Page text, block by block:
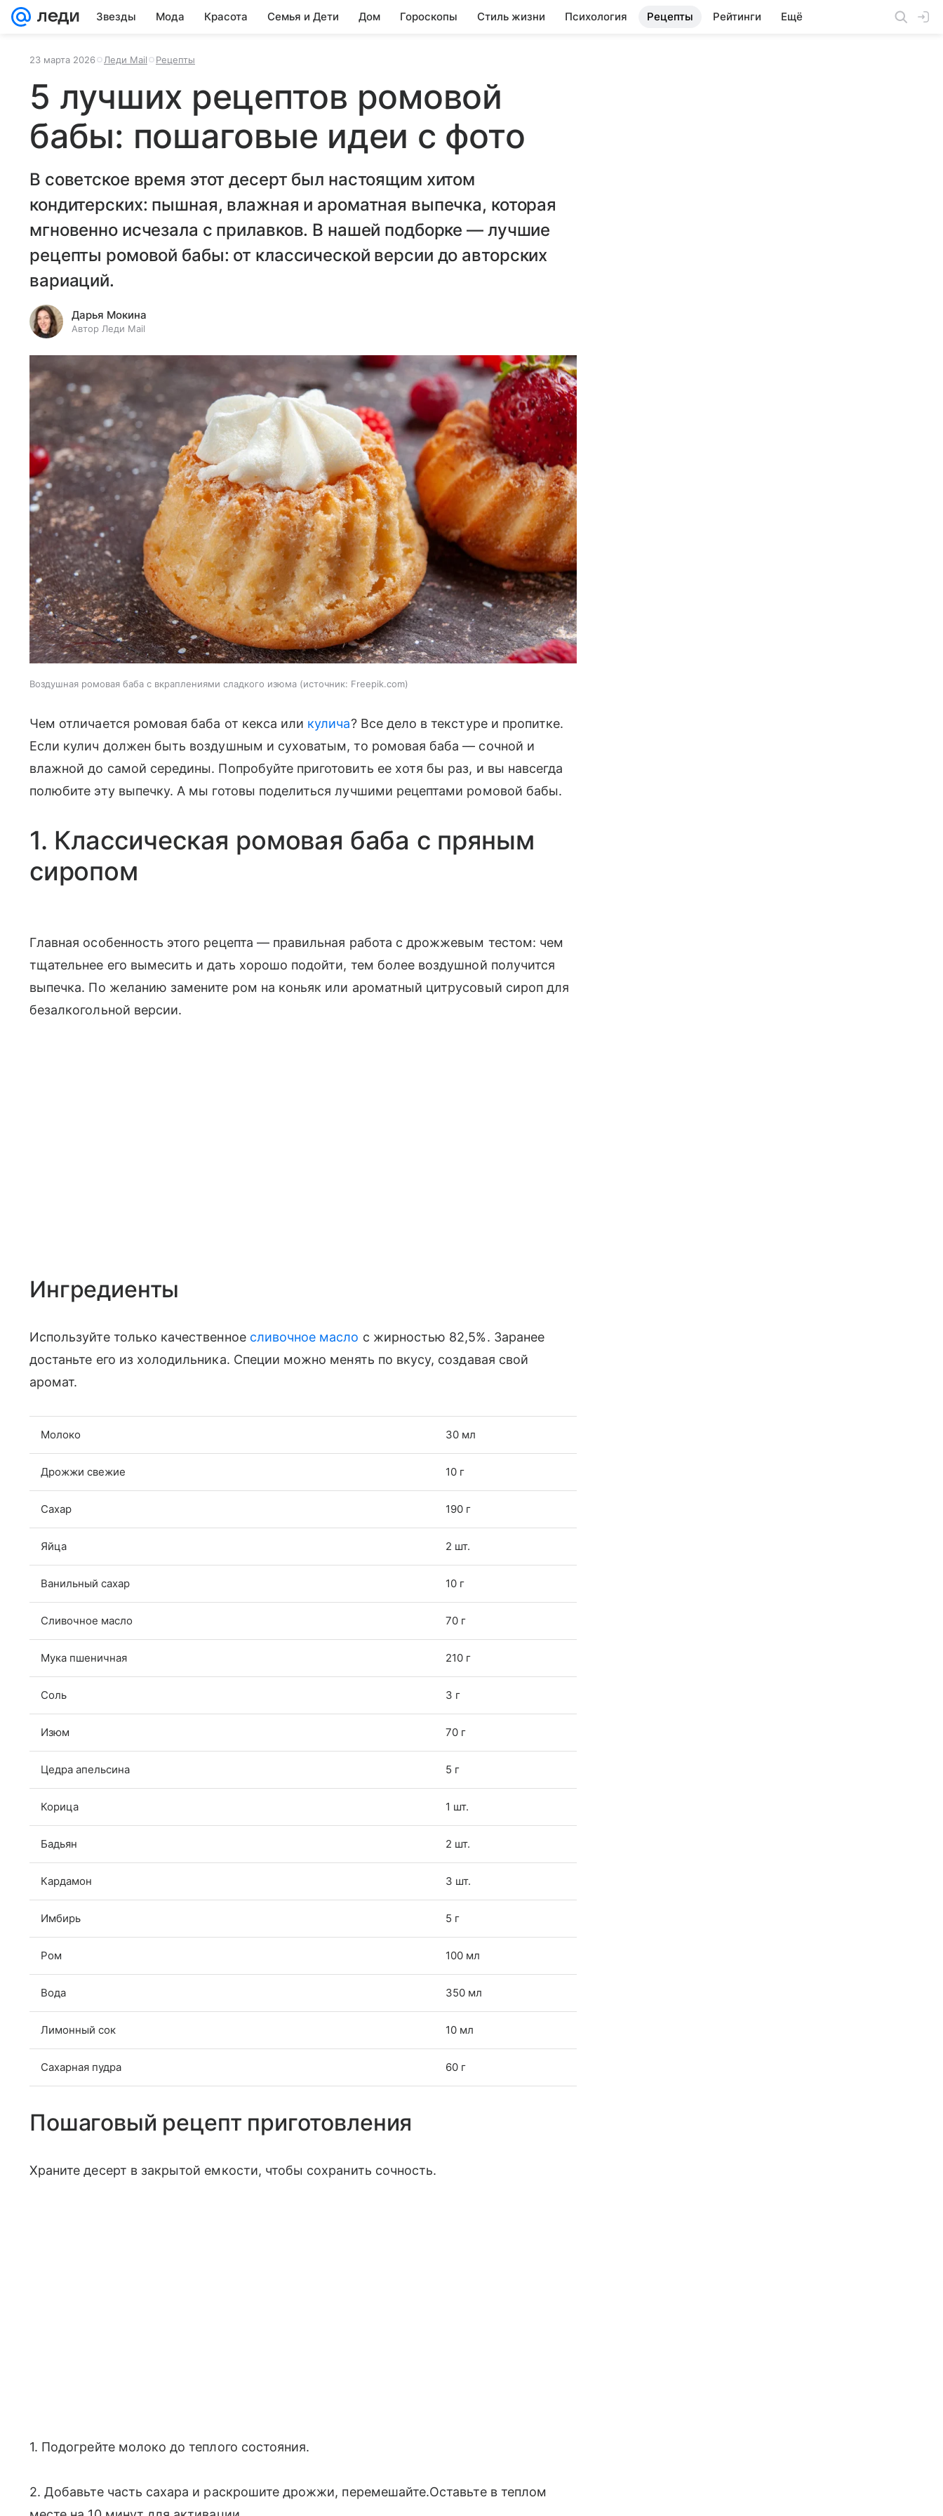
Звезды Мода Красота Семья и Дети Дом Гороскопы Стиль жизни Психология Рецепты Рейтинги Ещё
23 марта 2026 Леди Mail Рецепты
5 лучших рецептов ромовой
бабы: пошаговые идеи с фото
В советское время этот десерт был настоящим хитом
кондитерских: пышная, влажная и ароматная выпечка, которая
мгновенно исчезала с прилавков. В нашей подборке — лучшие
рецепты ромовой бабы: от классической версии до авторских
вариаций.
Дарья Мокина
Автор Леди Mail
Воздушная ромовая баба с вкраплениями сладкого изюма источник: Freepik.com
Чем отличается ромовая баба от кекса или кулича? Все дело в текстуре и пропитке.
Если кулич должен быть воздушным и суховатым, то ромовая баба — сочной и
влажной до самой середины. Попробуйте приготовить ее хотя бы раз, и вы навсегда
полюбите эту выпечку. А мы готовы поделиться лучшими рецептами ромовой бабы.
1. Классическая ромовая баба с пряным
сиропом
Главная особенность этого рецепта — правильная работа с дрожжевым тестом: чем
тщательнее его вымесить и дать хорошо подойти, тем более воздушной получится
выпечка. По желанию замените ром на коньяк или ароматный цитрусовый сироп для
безалкогольной версии.
Ингредиенты
Используйте только качественное сливочное масло с жирностью 82,5%. Заранее
достаньте его из холодильника. Специи можно менять по вкусу, создавая свой
аромат.
Молоко 30 мл
Дрожжи свежие 10 г
Сахар 190 г
Яйца 2 шт.
Ванильный сахар 10 г
Сливочное масло 70 г
Мука пшеничная 210 г
Соль 3 г
Изюм 70 г
Цедра апельсина 5 г
Корица 1 шт.
Бадьян 2 шт.
Кардамон 3 шт.
Имбирь 5 г
Ром 100 мл
Вода 350 мл
Лимонный сок 10 мл
Сахарная пудра 60 г
Пошаговый рецепт приготовления
Храните десерт в закрытой емкости, чтобы сохранить сочность.
1. Подогрейте молоко до теплого состояния.
2. Добавьте часть сахара и раскрошите дрожжи, перемешайте.Оставьте в теплом